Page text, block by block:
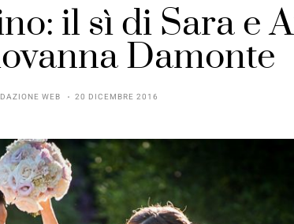
il sì di Sara e
Damonte
WEB 20 DICEMBRE 2016